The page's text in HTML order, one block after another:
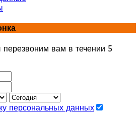
перезвоним вам в течении 5
персональных данных